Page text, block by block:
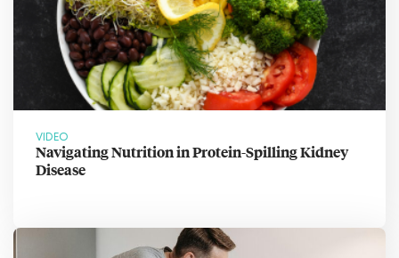
VIDEO
Navigating Nutrition in Protein-Spilling Kidney
Disease